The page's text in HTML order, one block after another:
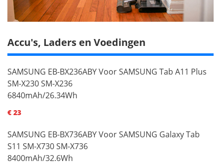
Accu's, Laders en Voedingen
SAMSUNG EB-BX236ABY Voor SAMSUNG Tab A11 Plus
SM-X230 SM-X236
6840mAh/26.34Wh
€ 23
SAMSUNG EB-BX736ABY Voor SAMSUNG Galaxy Tab
S11 SM-X730 SM-X736
8400mAh/32.6Wh